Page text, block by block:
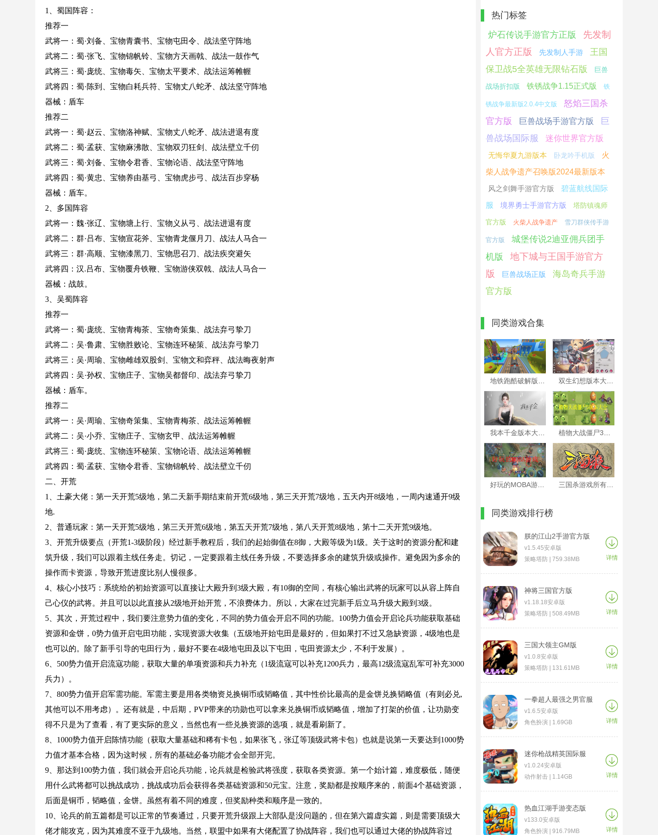
1、蜀国阵容：
推荐一
武将一：蜀·刘备、宝物青囊书、宝物屯田令、战法坚守阵地
武将二：蜀·张飞、宝物锦帆铃、宝物方天画戟、战法一鼓作气
武将三：蜀·庞统、宝物毒矢、宝物太平要术、战法运筹帷幄
武将四：蜀·陈到、宝物白耗兵符、宝物丈八蛇矛、战法坚守阵地
器械：盾车
推荐二
武将一：蜀·赵云、宝物洛神赋、宝物丈八蛇矛、战法进退有度
武将二：蜀·孟获、宝物麻沸散、宝物双刃狂剑、战法壁立千仞
武将三：蜀·刘备、宝物令君香、宝物论语、战法坚守阵地
武将四：蜀·黄忠、宝物养由基弓、宝物虎步弓、战法百步穿杨
器械：盾车。
2、多国阵容
武将一：魏·张辽、宝物塘上行、宝物义从弓、战法进退有度
武将二：群·吕布、宝物宣花斧、宝物青龙偃月刀、战法人马合一
武将三：群·高顺、宝物漆黑刀、宝物思召刀、战法疾突避矢
武将四：汉.吕布、宝物覆舟铁鞭、宝物游侠双戟、战法人马合一
器械：战鼓。
3、吴蜀阵容
推荐一
武将一：蜀·庞统、宝物青梅茶、宝物奇策集、战法弃弓挚刀
武将二：吴·鲁肃、宝物胜败论、宝物连环秘策、战法弃弓挚刀
武将三：吴·周瑜、宝物雌雄双股剑、宝物文和弈秤、战法晦夜射声
武将四：吴·孙权、宝物庄子、宝物吴都督印、战法弃弓挚刀
器械：盾车。
推荐二
武将一：吴·周瑜、宝物奇策集、宝物青梅茶、战法运筹帷幄
武将二：吴·小乔、宝物庄子、宝物玄甲、战法运筹帷幄
武将三：蜀·庞统、宝物连环秘策、宝物论语、战法运筹帷幄
武将四：蜀·孟获、宝物令君香、宝物锦帆铃、战法壁立千仞
二、开荒
1、土豪大佬：第一天开荒5级地，第二天新手期结束前开荒6级地，第三天开荒7级地，五天内开8级地，一周内速通开9级
地.
2、普通玩家：第一天开荒5级地，第三天开荒6级地，第五天开荒7级地，第八天开荒8级地，第十二天开荒9级地。
3、开荒升级要点（开荒1-3级阶段）经过新手教程后，我们的起始御值在8御，大殿等级为1级。关于这时的资源分配和建
筑升级，我们可以跟着主线任务走。切记，一定要跟着主线任务升级，不要选择多余的建筑升级或操作。避免因为多余的
操作而卡资源，导致开荒进度比别人慢很多。
4、核心小技巧：系统给的初始资源可以直接让大殿升到3级大殿，有10御的空间，有核心输出武将的玩家可以从容上阵自
己心仪的武将。并且可以以此直接从2级地开始开荒，不浪费体力。所以，大家在过完新手后立马升级大殿到3级。
5、其次，开荒过程中，我们要注意势力值的变化，不同的势力值会开启不同的功能。100势力值会开启论兵功能获取基础
资源和金饼，0势力值开启屯田功能，实现资源大收集（五级地开始屯田是最好的，但如果打不过又急缺资源，4级地也是
也可以的。除了新手引导的屯田行为，最好不要在4级地屯田及以下屯田，屯田资源太少，不利于发展）。
6、500势力值开启流寇功能，获取大量的单项资源和兵力补充（1级流寇可以补充1200兵力，最高12级流寇乱军可补充3000
兵力）。
7、800势力值开启军需功能。军需主要是用各类物资兑换铜币或韬略值，其中性价比最高的是金饼兑换韬略值（有则必兑,
其他可以不用考虑）。还有就是，中后期，PVP带来的功勋也可以拿来兑换铜币或韬略值，增加了打架的价值，让功勋变
得不只是为了查看，有了更实际的意义，当然也有一些兑换资源的选项，就是看刷新了。
8、1000势力值开启陈情功能（获取大量基础和稀有卡包，如果张飞，张辽等顶级武将卡包）也就是说第一天要达到1000势
力值才基本合格，因为这时候，所有的基础必备功能才会全部开完。
9、那达到100势力值，我们就会开启论兵功能，论兵就是检验武将强度，获取各类资源。第一个始计篇，难度极低，随便
用什么武将都可以挑战成功，挑战成功后会获得各类基础资源和50元宝。注意，奖励都是按顺序来的，前面4个基础资源，
后面是铜币，韬略值，金饼。虽然有着不同的难度，但奖励种类和顺序是一致的。
10、论兵的前五篇都是可以正常的节奏通过，只要开荒升级跟上大部队是没问题的，但在第六篇虚实篇，则是需要顶级大
佬才能攻克，因为其难度不亚于九级地。当然，联盟中如果有大佬配置了协战阵容，我们也可以通过大佬的协战阵容过
热门标签
炉石传说手游官方正版
先发制
人官方正版
先发制人手游
王国
保卫战5全英雄无限钻石版
巨兽
战场折扣版 铁锈战争1.15正式版 铁
锈战争最新版2.0.4中文版
怒焰三国杀
官方版
巨兽战场手游官方版
巨
兽战场国际服
迷你世界官方版
无悔华夏九游版本 卧龙吟手机版
火
柴人战争遗产召唤版2024最新版本
风之剑舞手游官方版
碧蓝航线国际
服
境界勇士手游官方版 塔防镇魂师
官方版 火柴人战争遗产 雪刀群侠传手游
官方版
城堡传说2迪亚佣兵团手
机版
地下城与王国手游官方
版
巨兽战场正版
海岛奇兵手游
官方版
同类游戏合集
同类游戏排行榜
朕的江山2手游官方版
v1.5.45安卓版
策略塔防 | 759.38MB
详情
神将三国官方版
v1.18.18安卓版
策略塔防 | 508.49MB
详情
三国大领主GM版
v1.0.8安卓版
策略塔防 | 131.61MB
详情
一拳超人最强之男官服
v1.6.5安卓版
角色扮演 | 1.69GB
详情
迷你枪战精英国际服
v1.0.24安卓版
动作射击 | 1.14GB
详情
热血江湖手游变态版
v133.0安卓版
角色扮演 | 916.79MB
详情